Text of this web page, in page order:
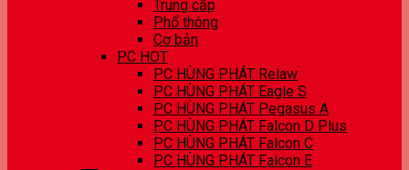
Trung cấp
Phổ thông
Cơ bản
PC HOT
PC HÙNG PHÁT Relaw
PC HÙNG PHÁT Eagle S
PC HÙNG PHÁT Pegasus A
PC HÙNG PHÁT Falcon D Plus
PC HÙNG PHÁT Falcon C
PC HÙNG PHÁT Falcon E